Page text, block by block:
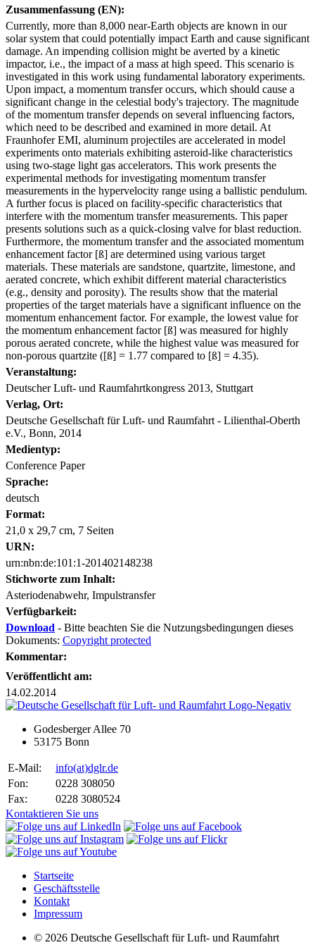
Zusammenfassung (EN):
Currently, more than 8,000 near-Earth objects are known in our
solar system that could potentially impact Earth and cause significant
damage. An impending collision might be averted by a kinetic
impactor, i.e., the impact of a mass at high speed. This scenario is
investigated in this work using fundamental laboratory experiments.
Upon impact, a momentum transfer occurs, which should cause a
significant change in the celestial body's trajectory. The magnitude
of the momentum transfer depends on several influencing factors,
which need to be described and examined in more detail. At
Fraunhofer EMI, aluminum projectiles are accelerated in model
experiments onto materials exhibiting asteroid-like characteristics
using two-stage light gas accelerators. This work presents the
experimental methods for investigating momentum transfer
measurements in the hypervelocity range using a ballistic pendulum.
A further focus is placed on facility-specific characteristics that
interfere with the momentum transfer measurements. This paper
presents solutions such as a quick-closing valve for blast reduction.
Furthermore, the momentum transfer and the associated momentum
enhancement factor [ß] are determined using various target
materials. These materials are sandstone, quartzite, limestone, and
aerated concrete, which exhibit different material characteristics
(e.g., density and porosity). The results show that the material
properties of the target materials have a significant influence on the
momentum enhancement factor. For example, the lowest value for
the momentum enhancement factor [ß] was measured for highly
porous aerated concrete, while the highest value was measured for
non-porous quartzite ([ß] = 1.77 compared to [ß] = 4.35).
Veranstaltung:
Deutscher Luft- und Raumfahrtkongress 2013, Stuttgart
Verlag, Ort:
Deutsche Gesellschaft für Luft- und Raumfahrt - Lilienthal-Oberth
e.V., Bonn, 2014
Medientyp:
Conference Paper
Sprache:
deutsch
Format:
21,0 x 29,7 cm, 7 Seiten
URN:
urn:nbn:de:101:1-201402148238
Stichworte zum Inhalt:
Asteriodenabwehr, Impulstransfer
Verfügbarkeit:
Download - Bitte beachten Sie die Nutzungsbedingungen dieses
Dokuments: Copyright protected
Kommentar:
Veröffentlicht am:
14.02.2014
Godesberger Allee 70
53175 Bonn
E-Mail: info(at)dglr.de
Fon:
0228 308050
Fax:
0228 3080524
Kontaktieren Sie uns
Startseite
Geschäftsstelle
Kontakt
Impressum
© 2026 Deutsche Gesellschaft für Luft- und Raumfahrt